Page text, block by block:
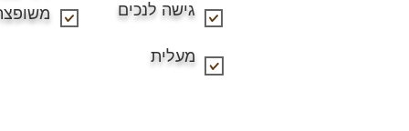
גישה לנכים
מעלית